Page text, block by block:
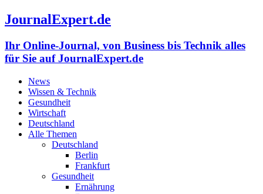
JournalExpert.de
Ihr Online-Journal, von Business bis Technik alles
für Sie auf JournalExpert.de
News
Wissen & Technik
Gesundheit
Wirtschaft
Deutschland
Alle Themen
Deutschland
Berlin
Frankfurt
Gesundheit
Ernährung